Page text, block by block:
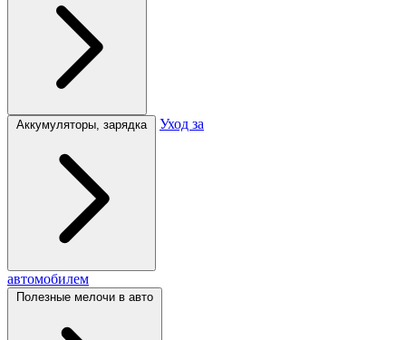
Аккумуляторы, зарядка Уход за
автомобилем
Полезные мелочи в авто